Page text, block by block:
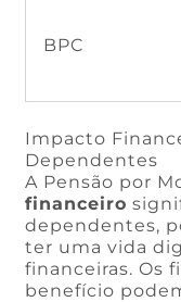
BPC
Impacto
Dependentes
A Pensão por
financeiro
dependentes,
ter uma vida
financeiras. Os
benefício